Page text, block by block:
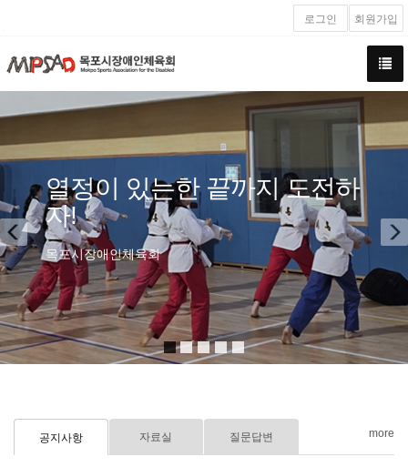
로그인 회원가입
전하
Previous
공지사항 자료실 질문답변 more